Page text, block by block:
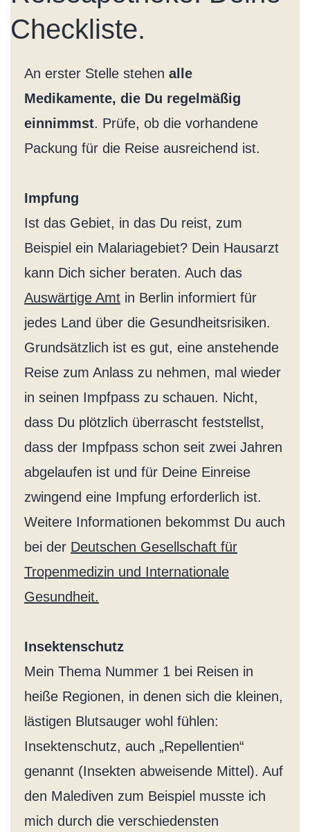
Checkliste.
An erster Stelle stehen alle
Medikamente, die Du regelmäßig
einnimmst. Prüfe, ob die vorhandene
Packung für die Reise ausreichend ist.
Impfung
Ist das Gebiet, in das Du reist, zum
Beispiel ein Malariagebiet? Dein Hausarzt
kann Dich sicher beraten. Auch das
Auswärtige Amt in Berlin informiert für
jedes Land über die Gesundheitsrisiken.
Grundsätzlich ist es gut, eine anstehende
Reise zum Anlass zu nehmen, mal wieder
in seinen Impfpass zu schauen. Nicht,
dass Du plötzlich überrascht feststellst,
dass der Impfpass schon seit zwei Jahren
abgelaufen ist und für Deine Einreise
zwingend eine Impfung erforderlich ist.
Weitere Informationen bekommst Du auch
bei der Deutschen Gesellschaft für
Tropenmedizin und Internationale
Gesundheit.
Insektenschutz
Mein Thema Nummer 1 bei Reisen in
heiße Regionen, in denen sich die kleinen,
lästigen Blutsauger wohl fühlen:
Insektenschutz, auch „Repellentien“
genannt (Insekten abweisende Mittel). Auf
den Malediven zum Beispiel musste ich
mich durch die verschiedensten